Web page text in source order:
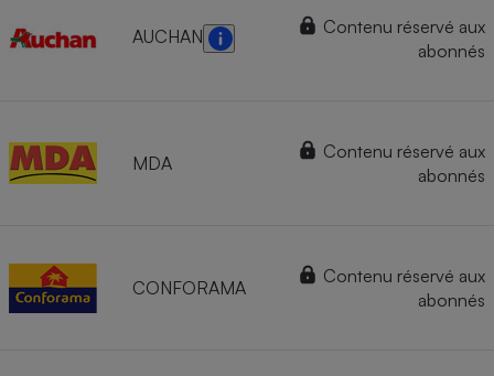
AUCHAN
Contenu réservé aux
abonnés
MDA
Contenu réservé aux
abonnés
CONFORAMA
Contenu réservé aux
abonnés